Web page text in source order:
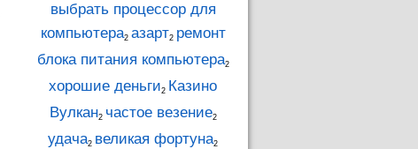
выбрать процессор для
компьютера2 азарт2 ремонт
блока питания компьютера2
хорошие деньги2 Казино
Вулкан2 частое везение2
удача2 великая фортуна2